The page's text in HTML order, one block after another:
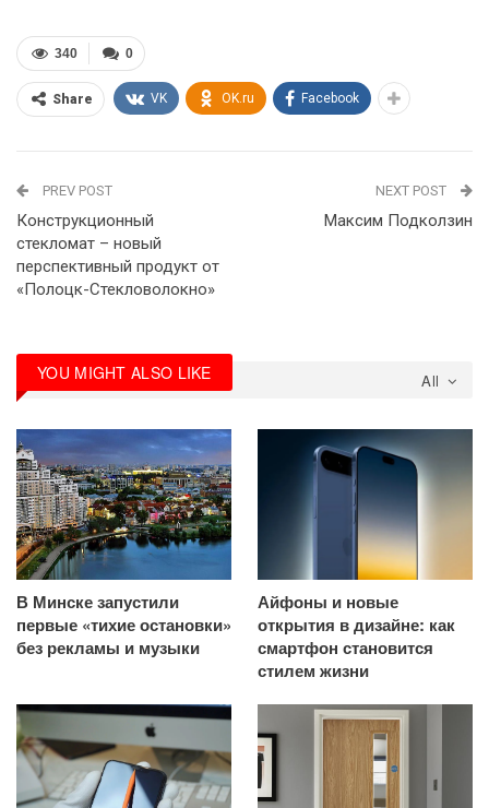
0
340
Share VK OK.ru Facebook
PREV POST
Конструкционный
стекломат – новый
перспективный продукт от
«Полоцк-Стекловолокно»
NEXT POST
Максим Подколзин
All
YOU MIGHT ALSO LIKE
В Минске запустили
первые «тихие остановки»
без рекламы и музыки
Айфоны и новые
открытия в дизайне: как
смартфон становится
стилем жизни